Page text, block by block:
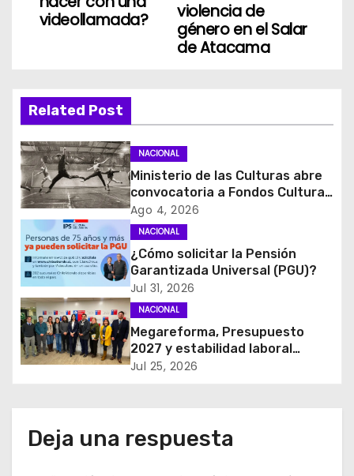
a
c
i
ó
n
d
e
e
r
violencia de
género en el Salar
de Atacama
videollamada?
Related Post
NACIONAL
Ministerio de las Culturas abre
convocatoria a Fondos Cultura
2027 con foco en
transparencia, innovación y
acceso ciudadano
Ago 4, 2026
NACIONAL
¿Cómo solicitar la Pensión
Garantizada Universal (PGU)?
Jul 31, 2026
NACIONAL
Megareforma, Presupuesto
2027 y estabilidad laboral
marcan reunión clave entre
Jul 25, 2026
Deja una respuesta